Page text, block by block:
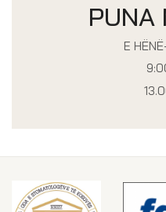
PUNA
E